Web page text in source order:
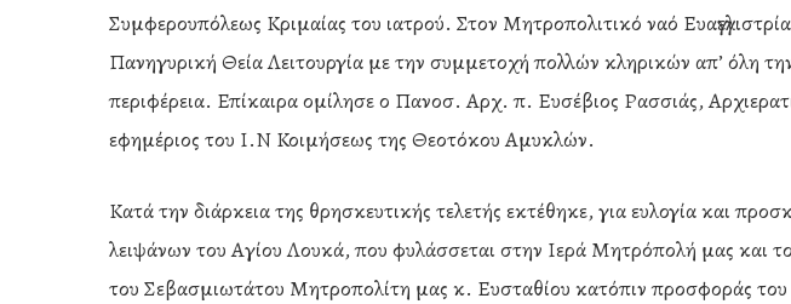
Hit enter to search or ESC to close
Συμφερουπόλεως Κριμαίας του ιατρού. Στον Μητροπολιτικό ναό
Πανηγυρική Θεία Λειτουργία με την συμμετοχή πολλών κληρικών απ’ όλη
περιφέρεια. Επίκαιρα ομίλησε ο Πανοσ. Αρχ. π. Ευσέβιος Ρασσιάς,
εφημέριος του Ι.Ν Κοιμήσεως της Θεοτόκου Αμυκλών.
Κατά την διάρκεια της θρησκευτικής τελετής εκτέθηκε, για ευλογία και
λειψάνων του Αγίου Λουκά, που φυλάσσεται στην Ιερά Μητρόπολή μας και
του Σεβασμιωτάτου Μητροπολίτη μας κ. Ευσταθίου κατόπιν προσφοράς του